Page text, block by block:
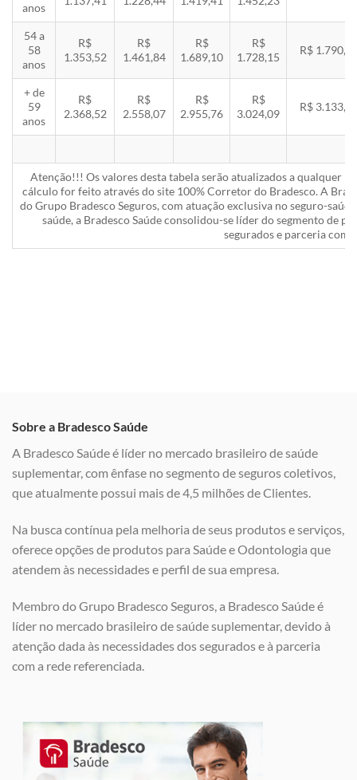
anos
54 a
58
anos
R$
1.353,52
R$
1.461,84
R$
1.689,10
R$
1.728,15
R$
+ de
59
anos
R$
2.368,52
R$
2.558,07
R$
2.955,76
R$
3.024,09
R$
Atenção!!! Os valores desta tabela serão atualizados a qualquer
cálculo for feito através do site 100% Corretor do Bradesco. A
do Grupo Bradesco Seguros, com atuação exclusiva no seguro-
saúde, a Bradesco Saúde consolidou-se líder do segmento de
segurados e parceria com
Sobre a Bradesco Saúde
A Bradesco Saúde é líder no mercado brasileiro de saúde
suplementar, com ênfase no segmento de seguros coletivos,
que atualmente possui mais de 4,5 milhões de Clientes.
Na busca contínua pela melhoria de seus produtos e serviços,
oferece opções de produtos para Saúde e Odontologia que
atendem às necessidades e perfil de sua empresa.
Membro do Grupo Bradesco Seguros, a Bradesco Saúde é
líder no mercado brasileiro de saúde suplementar, devido à
atenção dada às necessidades dos segurados e à parceria
com a rede referenciada.